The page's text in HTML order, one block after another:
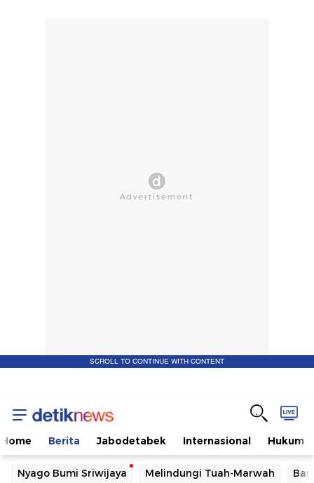
SCROLL TO CONTINUE WITH CONTENT
Home Berita Jabodetabek Internasional Hukum
Nyago Bumi Sriwijaya Melindungi Tuah-Marwah